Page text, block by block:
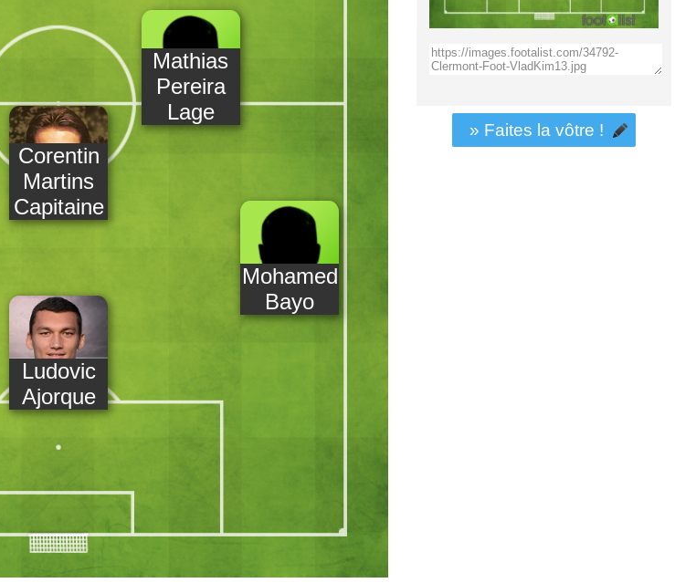
Mathias
Pereira
Lage
Corentin
Martins
Capitaine
Mohamed
Bayo
Ludovic
Ajorque
» Faites la vôtre !